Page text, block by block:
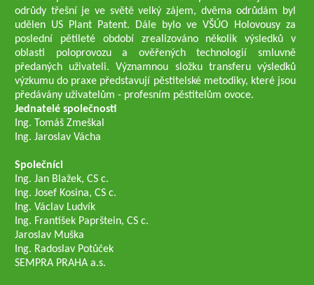
odrůdy třešní je ve světě velký zájem, dvěma odrůdám byl
udělen US Plant Patent. Dále bylo ve VŠÚO Holovousy za
poslední pětileté období zrealizováno několik výsledků v
oblasti poloprovozu a ověřených technologií smluvně
předaných uživateli. Významnou složku transferu výsledků
výzkumu do praxe představují pěstitelské metodiky, které jsou
předávány uživatelům - profesním pěstitelům ovoce.
Jednatelé společnosti
Ing. Tomáš Zmeškal
Ing. Jaroslav Vácha
Společníci
Ing. Jan Blažek, CS c.
Ing. Josef Kosina, CS c.
Ing. Václav Ludvík
Ing. František Paprštein, CS c.
Jaroslav Muška
Ing. Radoslav Potůček
SEMPRA PRAHA a.s.